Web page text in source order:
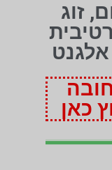
זוג
אלגנט
כאן